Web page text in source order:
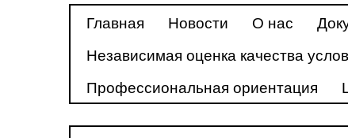
Главная Новости О нас
Независимая оценка качества
Профессиональная ориентация